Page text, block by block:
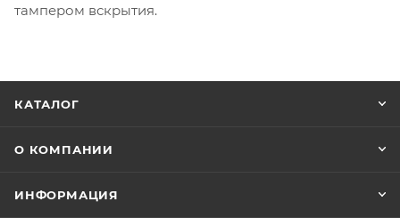
тампером вскрытия.
КАТАЛОГ
О КОМПАНИИ
ИНФОРМАЦИЯ